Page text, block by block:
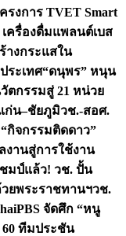
งการ TVET Smart
เครื่องดื่มแพลนต์เบส
างกระแสใน
ระเทศ“ดนุพร” หนุน
ตกรรมสู่ 21 หน่วย
ก่น–ชัยภูมิวช.-สอศ.
กิจกรรมติดดาว”
งานสู่การใช้งาน
ชมป์แล้ว! วช. ปั้น
ยพระราชทานฯวช.
จัดศึก “หนู
60 ทีมประชัน